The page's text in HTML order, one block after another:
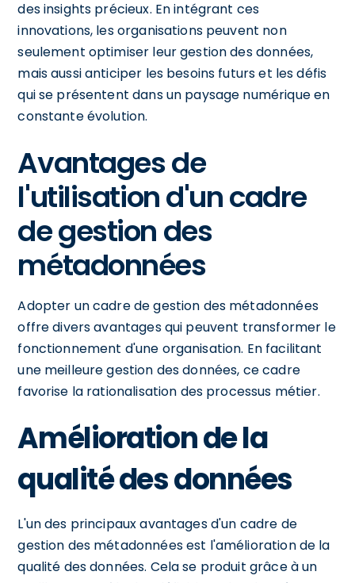
des insights précieux. En intégrant ces
innovations, les organisations peuvent non
seulement optimiser leur gestion des données,
mais aussi anticiper les besoins futurs et les défis
qui se présentent dans un paysage numérique en
constante évolution.
Avantages de
l'utilisation d'un cadre
de gestion des
métadonnées
Adopter un cadre de gestion des métadonnées
offre divers avantages qui peuvent transformer le
fonctionnement d'une organisation. En facilitant
une meilleure gestion des données, ce cadre
favorise la rationalisation des processus métier.
Amélioration de la
qualité des données
L'un des principaux avantages d'un cadre de
gestion des métadonnées est l'amélioration de la
qualité des données. Cela se produit grâce à un